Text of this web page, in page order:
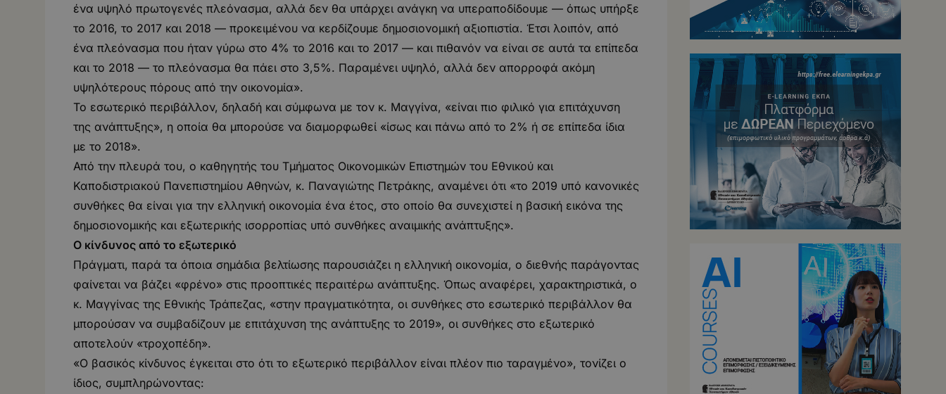
ένα υψηλό πρωτογενές πλεόνασμα, αλλά δεν θα υπάρχει ανάγκη να υπεραποδίδουμε — όπως υπήρξε
το 2016, το 2017 και 2018 — προκειμένου να κερδίζουμε δημοσιονομική αξιοπιστία. Έτσι λοιπόν, από
ένα πλεόνασμα που ήταν γύρω στο 4% το 2016 και το 2017 — και πιθανόν να είναι σε αυτά τα επίπεδα
και το 2018 — το πλεόνασμα θα πάει στο 3,5%. Παραμένει υψηλό, αλλά δεν απορροφά ακόμη
υψηλότερους πόρους από την οικονομία».
Το εσωτερικό περιβάλλον, δηλαδή και σύμφωνα με τον κ. Μαγγίνα, «είναι πιο φιλικό για επιτάχυνση
της ανάπτυξης», η οποία θα μπορούσε να διαμορφωθεί «ίσως και πάνω από το 2% ή σε επίπεδα ίδια
με το 2018».
Από την πλευρά του, ο καθηγητής του Τμήματος Οικονομικών Επιστημών του Εθνικού και
Καποδιστριακού Πανεπιστημίου Αθηνών, κ. Παναγιώτης Πετράκης, αναμένει ότι «το 2019 υπό κανονικές
συνθήκες θα είναι για την ελληνική οικονομία ένα έτος, στο οποίο θα συνεχιστεί η βασική εικόνα της
δημοσιονομικής και εξωτερικής ισορροπίας υπό συνθήκες αναιμικής ανάπτυξης».
Ο κίνδυνος από το εξωτερικό
Πράγματι, παρά τα όποια σημάδια βελτίωσης παρουσιάζει η ελληνική οικονομία, ο διεθνής παράγοντας
φαίνεται να βάζει «φρένο» στις προοπτικές περαιτέρω ανάπτυξης. Όπως αναφέρει, χαρακτηριστικά, ο
κ. Μαγγίνας της Εθνικής Τράπεζας, «στην πραγματικότητα, οι συνθήκες στο εσωτερικό περιβάλλον θα
μπορούσαν να συμβαδίζουν με επιτάχυνση της ανάπτυξης το 2019», οι συνθήκες στο εξωτερικό
αποτελούν «τροχοπέδη».
«Ο βασικός κίνδυνος έγκειται στο ότι το εξωτερικό περιβάλλον είναι πλέον πιο ταραγμένο», τονίζει ο
ίδιος, συμπληρώνοντας: